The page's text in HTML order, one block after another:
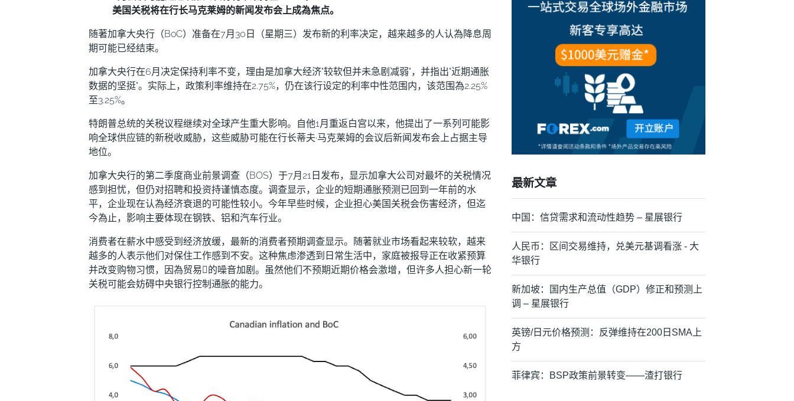
美国关税将在行长马克莱姆的新闻发布会上成為焦点。
随著加拿大央行（BoC）准备在7月30日（星期三）发布新的利率决定，越来越多的人认為降息周
期可能已经结束。
加拿大央行在6月决定保持利率不变，理由是加拿大经济"较软但并未急剧减弱"，并指出"近期通胀
数据的坚挺"。实际上，政策利率维持在2.75%，仍在该行设定的利率中性范围内，该范围為2.25%
至3.25%。
特朗普总统的关税议程继续对全球产生重大影响。自他1月重返白宫以来，他提出了一系列可能影
响全球供应链的新税收威胁，这些威胁可能在行长蒂夫·马克莱姆的会议后新闻发布会上占据主导
地位。
加拿大央行的第二季度商业前景调查（BOS）于7月21日发布，显示加拿大公司对最坏的关税情况
感到担忧，但仍对招聘和投资持谨慎态度。调查显示，企业的短期通胀预测已回到一年前的水
平，企业现在认為经济衰退的可能性较小。今年早些时候，企业担心美国关税会伤害经济，但迄
今為止，影响主要体现在钢铁、铝和汽车行业。
消费者在薪水中感受到经济放缓，最新的消费者预期调查显示。随著就业市场看起来较软，越来
越多的人表示他们对保住工作感到不安。这种焦虑渗透到日常生活中，家庭被报导正在收紧预算
并改变购物习惯，因為贸易𢧐的噪音加剧。虽然他们不预期近期价格会激增，但许多人担心新一轮
关税可能会妨碍中央银行控制通胀的能力。
最新文章
中国：信贷需求和流动性趋势 – 星展银行
人民币：区间交易维持，兑美元基调看涨 - 大
华银行
新加坡：国内生产总值（GDP）修正和预测上
调 – 星展银行
英镑/日元价格预测：反弹维持在200日SMA上
方
菲律宾：BSP政策前景转变——渣打银行